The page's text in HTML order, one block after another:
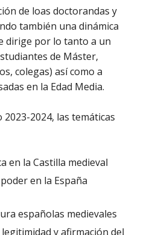
de loas doctorandas y
también una dinámica
dirige por lo tanto a un
de Máster,
colegas) así como a
en la Edad Media.
2024, las temáticas
en la Castilla medieval
en la España
españolas medievales
y afirmación del